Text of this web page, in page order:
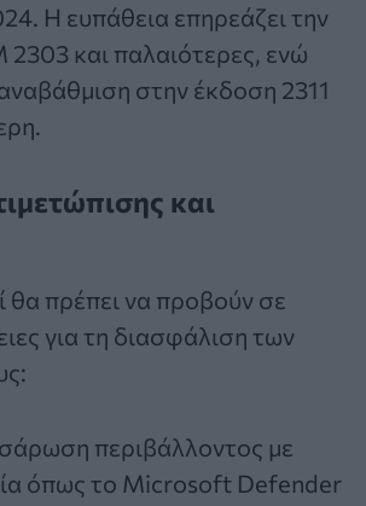
Η ευπάθεια επηρεάζει την
2303 και παλαιότερες, ενώ
στην έκδοση 2311
και
θα πρέπει να προβούν σε
για τη διασφάλιση των
περιβάλλοντος με
όπως το Microsoft Defender